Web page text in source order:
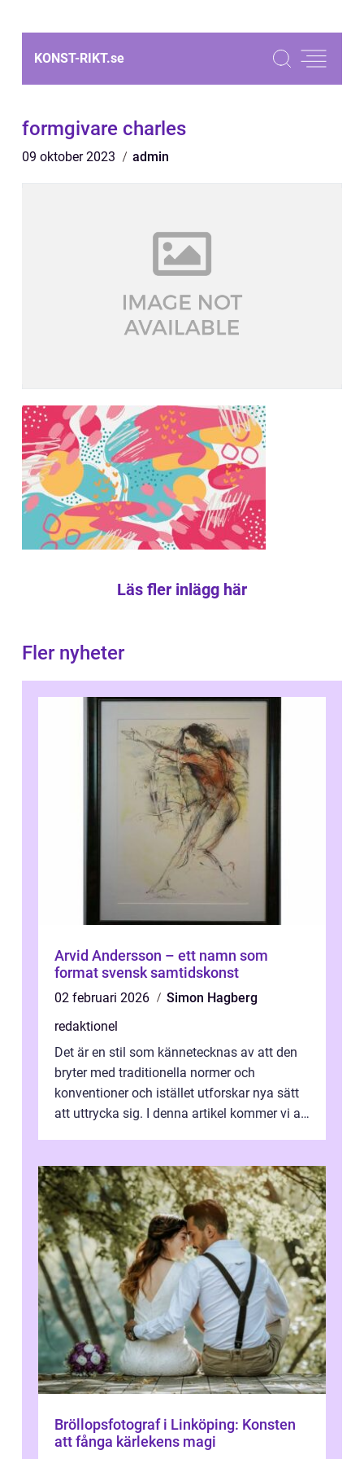
KONST-RIKT.se
formgivare charles
09 oktober 2023 admin
Läs fler inlägg här
Fler nyheter
Arvid Andersson – ett namn som
format svensk samtidskonst
02 februari 2026
Simon Hagberg
redaktionel
Det är en stil som kännetecknas av att den
bryter med traditionella normer och
konventioner och istället utforskar nya sätt
att uttrycka sig. I denna artikel kommer vi att
Bröllopsfotograf i Linköping: Konsten
att fånga kärlekens magi